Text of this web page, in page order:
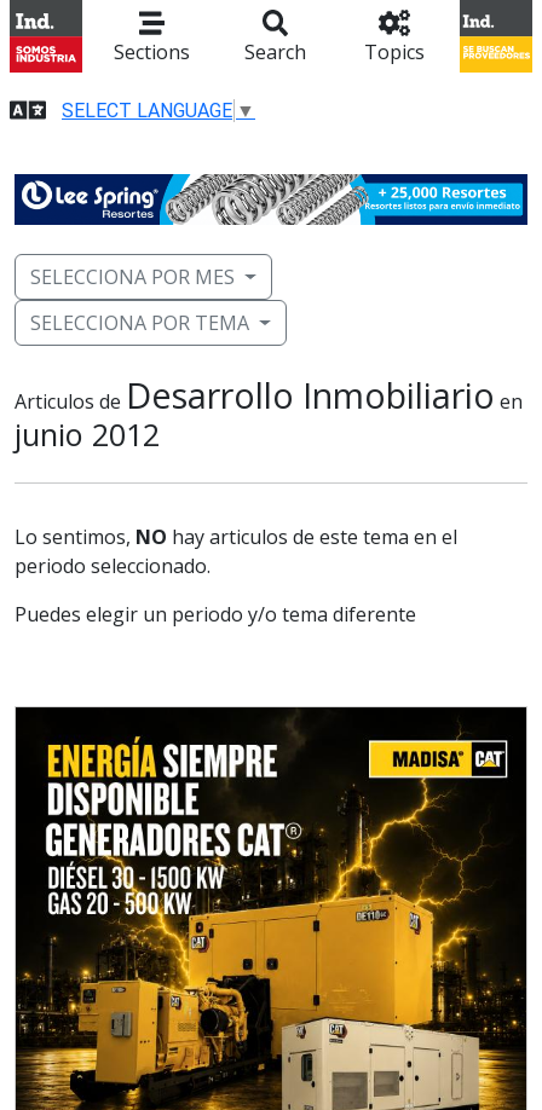
Sections Search Topics
SELECT LANGUAGE ▼
SELECCIONA POR MES
SELECCIONA POR TEMA
Articulos de Desarrollo Inmobiliario en
junio 2012
Lo sentimos, NO hay articulos de este tema en el
periodo seleccionado.
Puedes elegir un periodo y/o tema diferente